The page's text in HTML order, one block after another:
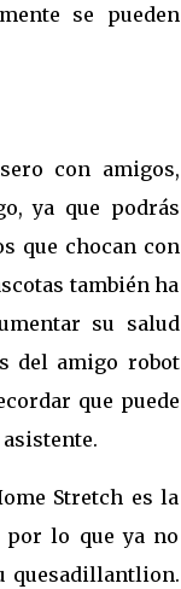
se pueden
con amigos,
ya que podrás
que chocan con
también ha
su salud
del amigo robot
que puede
Stretch es la
por lo que ya no
quesadillantlion.